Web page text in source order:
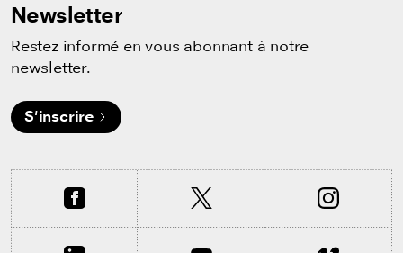
Newsletter
Restez informé en vous abonnant à notre
newsletter.
S'inscrire